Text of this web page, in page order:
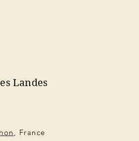
Landes
, France